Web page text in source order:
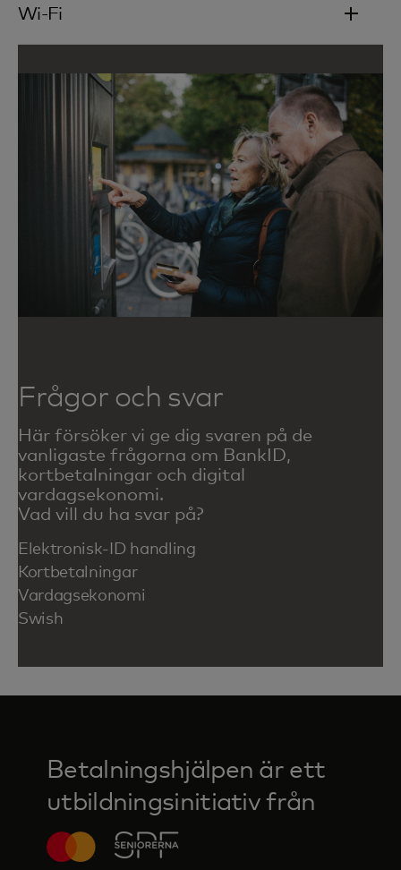
Wi-Fi
Frågor och svar
Här försöker vi ge dig svaren på de
vanligaste frågorna om BankID,
kortbetalningar och digital
vardagsekonomi.
Vad vill du ha svar på?
Elektronisk-ID handling
Kortbetalningar
Vardagsekonomi
Swish
Betalningshjälpen är ett
utbildningsinitiativ från